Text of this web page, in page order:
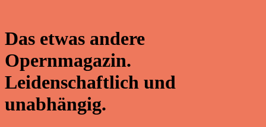
Das etwas andere
Opernmagazin.
Leidenschaftlich und
unabhängig.